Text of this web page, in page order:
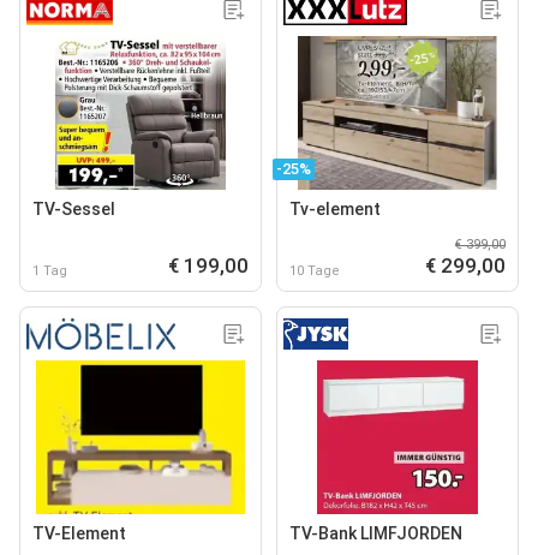
TV-Sessel
1 Tag € 199,00
-25%
Tv-element
10 Tage
€ 399,00
€ 299,00
TV-Element TV-Bank LIMFJORDEN